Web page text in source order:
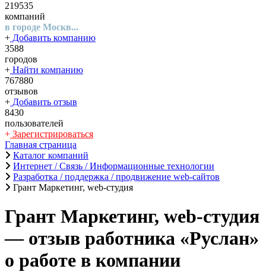
219535
компаний
в городе Москв...
+ Добавить компанию
3588
городов
+ Найти компанию
767880
отзывов
+ Добавить отзыв
8430
пользователей
+ Зарегистрироваться
Главная страница
Каталог компаний
Интернет / Связь / Информационные технологии
Разработка / поддержка / продвижение web-сайтов
Грант Маркетинг, web-студия
Грант Маркетинг, web-студия
— отзыв работника «Руслан»
о работе в компании